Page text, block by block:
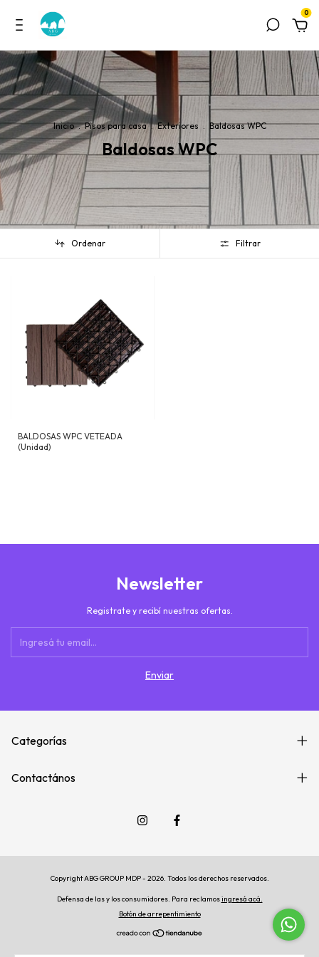
0
Inicio . Pisos para casa . Exteriores Baldosas WPC
Baldosas WPC
Ordenar Filtrar
BALDOSAS WPC VETEADA
(Unidad)
Newsletter
Registrate y recibí nuestras ofertas.
Categorías
Contactános
Copyright ABG GROUP MDP - 2026. Todos los derechos reservados.
Defensa de las y los consumidores. Para reclamosingresá acá.
Botón de arrepentimiento